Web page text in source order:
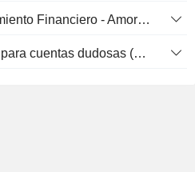
Activos bajo Arrendamiento Financiero - Amortización Acumulada
Provisión acumulada para cuentas dudosas (Suplemento)